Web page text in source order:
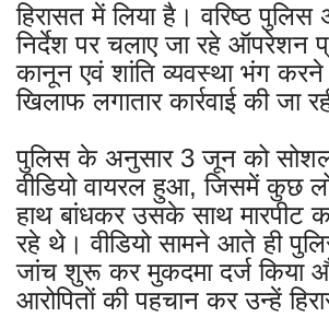
हिरासत में लिया है। वरिष्ठ
निर्देश पर चलाए जा रहे ऑपरेशन
कानून एवं शांति व्यवस्था भंग
खिलाफ लगातार कार्रवाई की जा
पुलिस के अनुसार 3 जून को सोशल
वीडियो वायरल हुआ, जिसमें कुछ
हाथ बांधकर उसके साथ मारपीट
रहे थे। वीडियो सामने आते ही
जांच शुरू कर मुकदमा दर्ज किया
आरोपिताें की पहचान कर उन्हें